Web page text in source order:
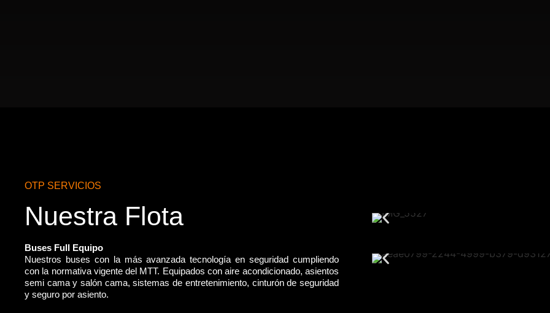
OTP SERVICIOS
Nuestra Flota
Buses Full Equipo
Nuestros buses con la más avanzada tecnología en seguridad cumpliendo
con la normativa vigente del MTT. Equipados con aire acondicionado, asientos
semi cama y salón cama, sistemas de entretenimiento, cinturón de seguridad
y seguro por asiento.